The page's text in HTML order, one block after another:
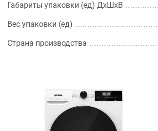
Габариты упаковки (ед) ДхШхВ
Вес упаковки (ед)
Страна производства